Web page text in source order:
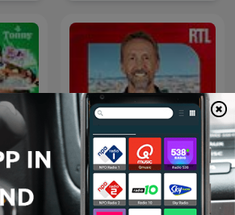
L'œil de Philippe
Caverivière